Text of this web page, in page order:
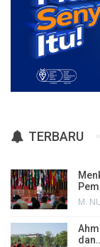
TERBARU
M.